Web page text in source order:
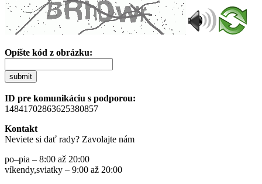
Opíšte kód z obrázku:
submit
ID pre komunikáciu s podporou:
14841702863625380857
Kontakt
Neviete si dať rady? Zavolajte nám
po–pia – 8:00 až 20:00
víkendy,sviatky – 9:00 až 20:00